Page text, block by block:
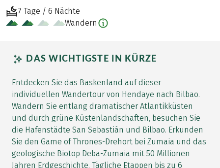
7 Tage / 6 Nächte
Wandern
DAS WICHTIGSTE IN KÜRZE
Entdecken Sie das Baskenland auf dieser
individuellen Wandertour von Hendaye nach Bilbao.
Wandern Sie entlang dramatischer Atlantikküsten
und durch grüne Küstenlandschaften, besuchen Sie
die Hafenstädte San Sebastián und Bilbao. Erkunden
Sie den Game of Thrones-Drehort bei Zumaia und das
geologische Biotop Deba-Zumaia mit 50 Millionen
Jahren Erdgeschichte. Tägliche Etappen bis zu 6